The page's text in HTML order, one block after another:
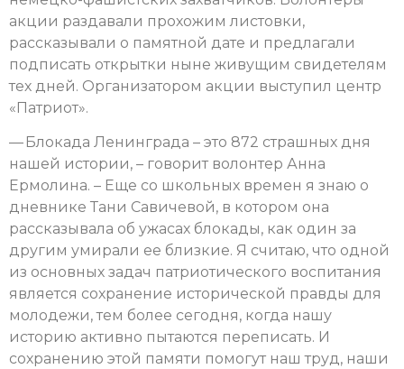
акции раздавали прохожим листовки,
рассказывали о памятной дате и предлагали
подписать открытки ныне живущим свидетелям
тех дней. Организатором акции выступил центр
«Патриот».
— Блокада Ленинграда – это 872 страшных дня
нашей истории, – говорит волонтер Анна
Ермолина. – Еще со школьных времен я знаю о
дневнике Тани Савичевой, в котором она
рассказывала об ужасах блокады, как один за
другим умирали ее близкие. Я считаю, что одной
из основных задач патриотического воспитания
является сохранение исторической правды для
молодежи, тем более сегодня, когда нашу
историю активно пытаются переписать. И
сохранению этой памяти помогут наш труд, наши